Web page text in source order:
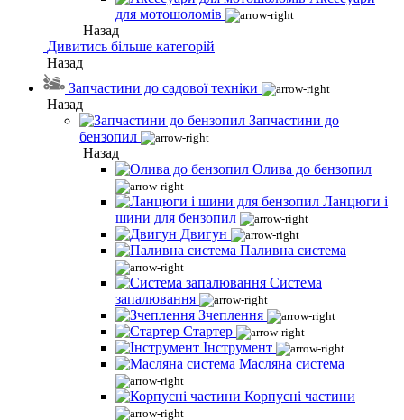
для мотошоломів
Назад
Дивитись більше категорій
Назад
Запчастини до садової техніки
Назад
Запчастини до
бензопил
Назад
Олива до бензопил
Ланцюги і
шини для бензопил
Двигун
Паливна система
Система
запалювання
Зчеплення
Стартер
Інструмент
Масляна система
Корпусні частини